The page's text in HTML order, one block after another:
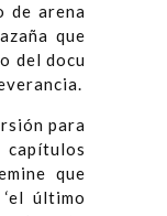
de arena
que
del docu
para
que
último